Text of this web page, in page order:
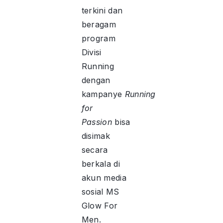
terkini dan
beragam
program
Divisi
Running
dengan
kampanye Running
for
Passion bisa
disimak
secara
berkala di
akun media
sosial MS
Glow For
Men.